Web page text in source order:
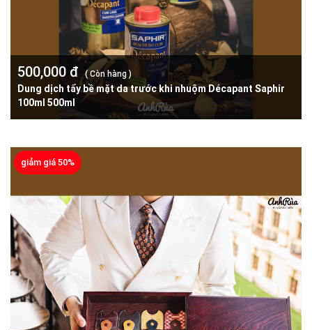
500,000 đ( Còn hàng )
Dung dịch tẩy bề mặt da trước khi nhuộm Décapant Saphir
100ml 500ml
giảm giá 50%